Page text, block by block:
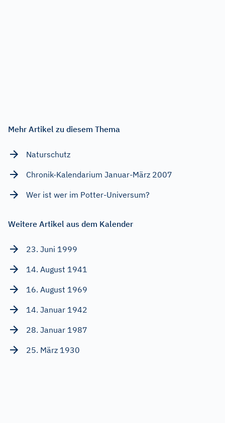
Mehr Artikel zu diesem Thema
Naturschutz
Chronik-Kalendarium Januar-März 2007
Wer ist wer im Potter-Universum?
Weitere Artikel aus dem Kalender
23. Juni 1999
14. August 1941
16. August 1969
14. Januar 1942
28. Januar 1987
25. März 1930